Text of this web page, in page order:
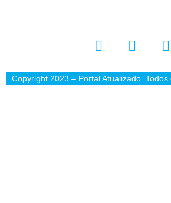
Copyright 2023 – Portal Atualizado.